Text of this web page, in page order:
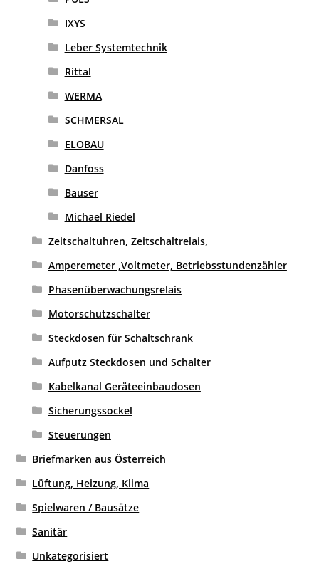
IXYS
Leber Systemtechnik
Rittal
WERMA
SCHMERSAL
ELOBAU
Danfoss
Bauser
Michael Riedel
Zeitschaltuhren, Zeitschaltrelais,
Amperemeter ,Voltmeter, Betriebsstundenzähler
Phasenüberwachungsrelais
Motorschutzschalter
Steckdosen für Schaltschrank
Aufputz Steckdosen und Schalter
Kabelkanal Geräteeinbaudosen
Sicherungssockel
Steuerungen
Briefmarken aus Österreich
Lüftung, Heizung, Klima
Spielwaren / Bausätze
Sanitär
Unkategorisiert